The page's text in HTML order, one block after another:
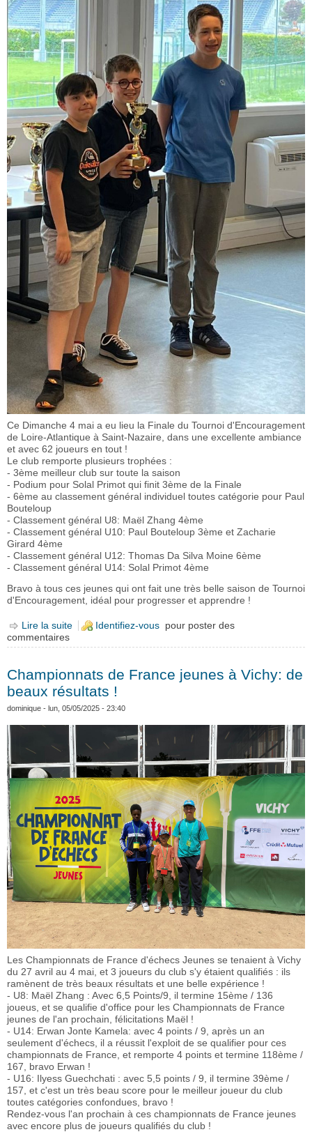
Ce Dimanche 4 mai a eu lieu la Finale du Tournoi d'Encouragement
de Loire-Atlantique à Saint-Nazaire, dans une excellente ambiance
et avec 62 joueurs en tout !
Le club remporte plusieurs trophées :
- 3ème meilleur club sur toute la saison
- Podium pour Solal Primot qui finit 3ème de la Finale
- 6ème au classement général individuel toutes catégorie pour Paul
Bouteloup
- Classement général U8: Maël Zhang 4ème
- Classement général U10: Paul Bouteloup 3ème et Zacharie
Girard 4ème
- Classement général U12: Thomas Da Silva Moine 6ème
- Classement général U14: Solal Primot 4ème
Bravo à tous ces jeunes qui ont fait une très belle saison de Tournoi
d'Encouragement, idéal pour progresser et apprendre !
Lire la suite de Finale du Tournoi d'Encouragement à Saint-
Identifiez-vous pour poster des
commentaires
Championnats de France jeunes à Vichy: de
beaux résultats !
dominique - lun, 05/05/2025 - 23:40
Les Championnats de France d'échecs Jeunes se tenaient à Vichy
du 27 avril au 4 mai, et 3 joueurs du club s'y étaient qualifiés : ils
ramènent de très beaux résultats et une belle expérience !
- U8: Maël Zhang : Avec 6,5 Points/9, il termine 15ème / 136
joueus, et se qualifie d'office pour les Championnats de France
jeunes de l'an prochain, félicitations Maël !
- U14: Erwan Jonte Kamela: avec 4 points / 9, après un an
seulement d'échecs, il a réussit l'exploit de se qualifier pour ces
championnats de France, et remporte 4 points et termine 118ème /
167, bravo Erwan !
- U16: Ilyess Guechchati : avec 5,5 points / 9, il termine 39ème /
157, et c'est un très beau score pour le meilleur joueur du club
toutes catégories confondues, bravo !
Rendez-vous l'an prochain à ces championnats de France jeunes
avec encore plus de joueurs qualifiés du club !